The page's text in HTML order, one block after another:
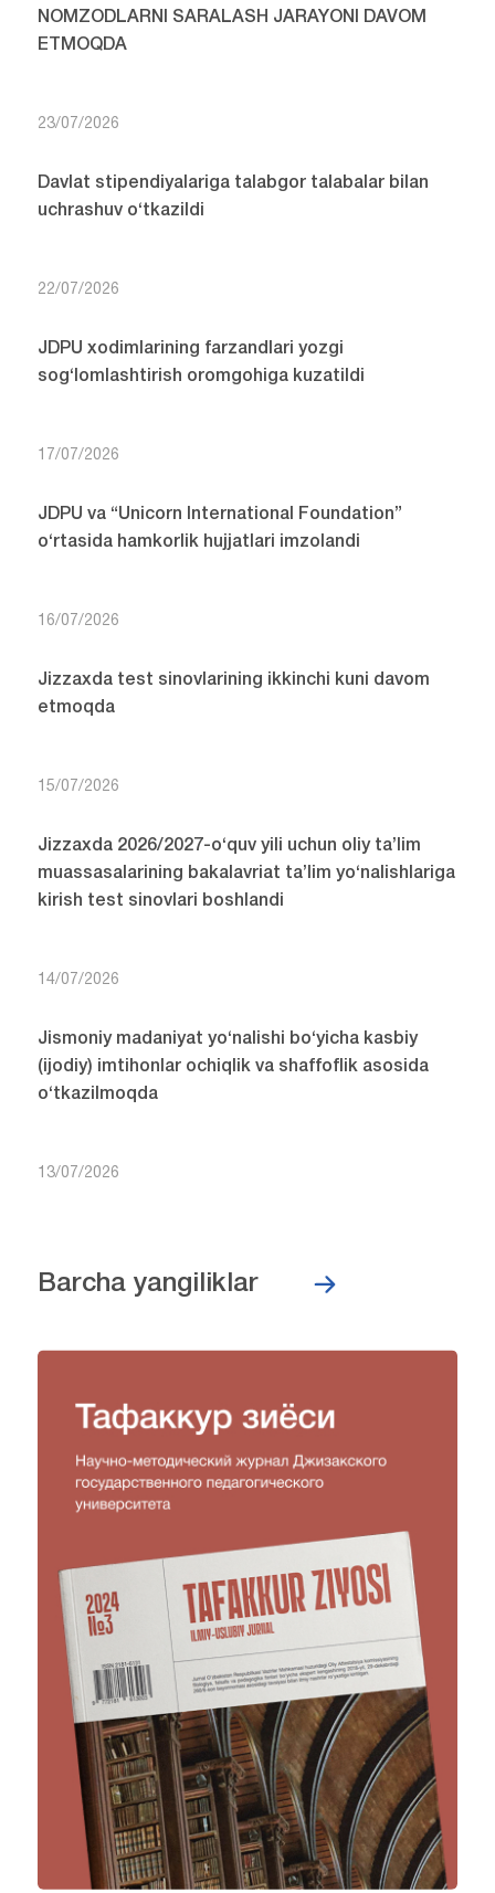
NOMZODLARNI SARALASH JARAYONI DAVOM
ETMOQDA
23/07/2026
Davlat stipendiyalariga talabgor talabalar bilan
uchrashuv o‘tkazildi
22/07/2026
JDPU xodimlarining farzandlari yozgi
sog‘lomlashtirish oromgohiga kuzatildi
17/07/2026
JDPU va “Unicorn International Foundation”
o‘rtasida hamkorlik hujjatlari imzolandi
16/07/2026
Jizzaxda test sinovlarining ikkinchi kuni davom
etmoqda
15/07/2026
Jizzaxda 2026/2027-o‘quv yili uchun oliy ta’lim
muassasalarining bakalavriat ta’lim yo‘nalishlariga
kirish test sinovlari boshlandi
14/07/2026
Jismoniy madaniyat yo‘nalishi bo‘yicha kasbiy
(ijodiy) imtihonlar ochiqlik va shaffoflik asosida
o‘tkazilmoqda
13/07/2026
Barcha yangiliklar